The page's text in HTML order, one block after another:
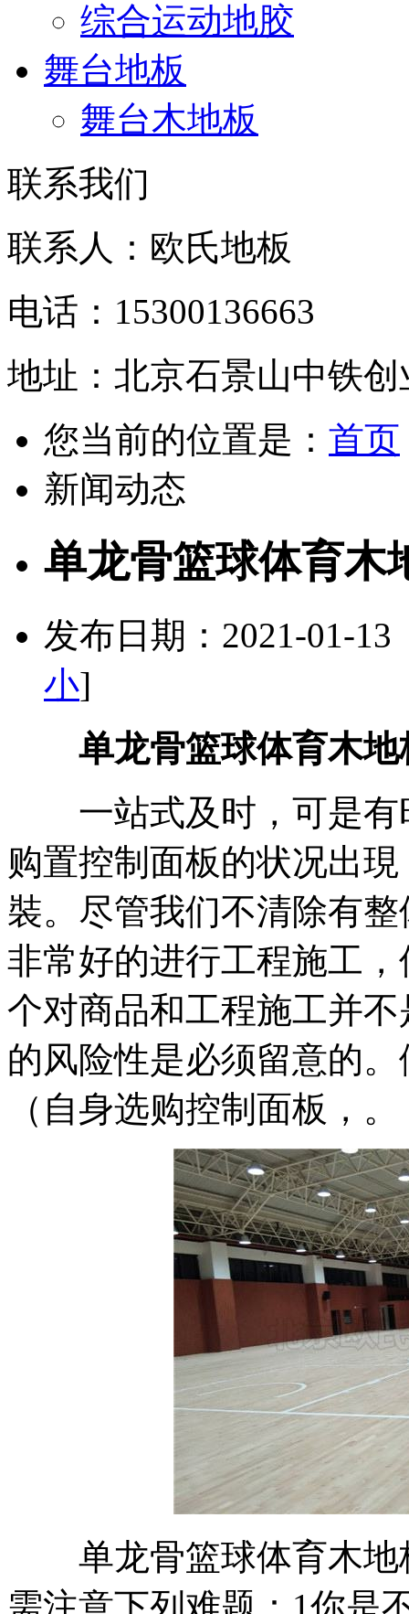
综合运动地胶
舞台地板
舞台木地板
联系我们
联系人：欧氏地板
电话：15300136663
地址：北京石景山中铁
您当前的位置是： 首页
新闻动态
单龙骨篮球体育木
发布日期：2021-01-
小]
单龙骨篮球体育木地
一站式及时，可是有
购置控制面板的状况出
裝。尽管我们不清除有
非常好的进行工程施工
个对商品和工程施工并
的风险性是必须留意的
（自身选购控制面板，。
单龙骨篮球体育木地
需注意下列难题：1你是